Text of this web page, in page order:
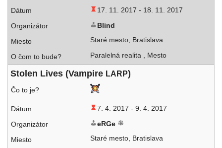
17. 11. 2017 - 18. 11. 2017
Blind
Staré mes­to, Bratislava
Paralelná rea­li­ta , Mesto
Stolen Lives (Vampire LARP)
7. 4. 2017 - 9. 4. 2017
eRGe
Staré mes­to, Bratislava